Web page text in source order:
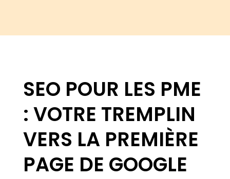
SEO POUR LES PME
: VOTRE TREMPLIN
VERS LA PREMIÈRE
PAGE DE GOOGLE